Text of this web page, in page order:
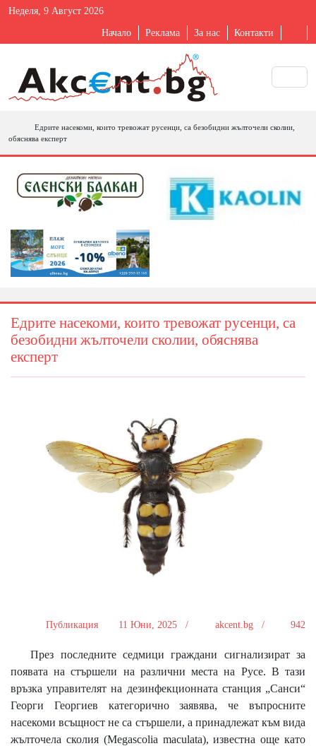
Неделя, 9 Август 2026
Начало Реклама За нас Контакти
Едрите насекоми, които тревожат русенци, са безобидни жълточели сколии,
обяснява експерт
Едрите насекоми, които тревожат русенци, са
безобидни жълточели сколии, обяснява
експерт
Публикация 11 Юни, 2025 / akcent.bg / 942
През последните седмици граждани сигнализират за
появата на стършели на различни места на Русе. В тази
връзка управителят на дезинфекционната станция „Санси“
Георги Георгиев категорично заявява, че въпросните
насекоми всъщност не са стършели, а принадлежат към вида
жълточела сколия (Megascolia maculata), известна още като